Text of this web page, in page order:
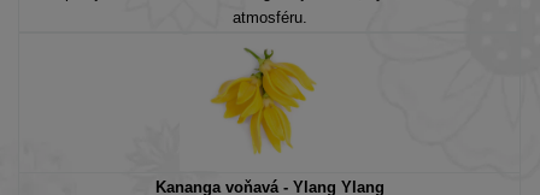
atmosféru.
Kananga voňavá - Ylang Ylang